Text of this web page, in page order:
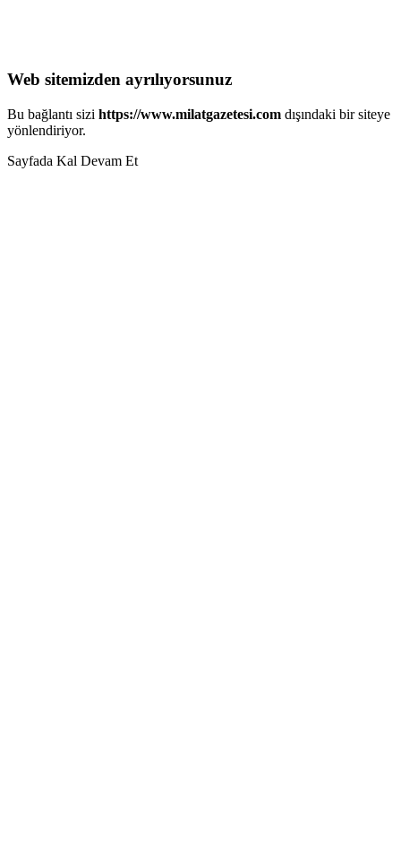
Web sitemizden ayrılıyorsunuz
Bu bağlantı sizi https://www.milatgazetesi.com dışındaki bir siteye
yönlendiriyor.
Sayfada Kal Devam Et